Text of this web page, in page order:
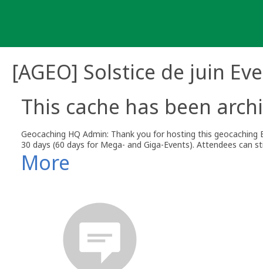
[AGEO] Solstice de juin
This cache has been
Geocaching HQ Admin: Thank you for hosting this
30 days (60 days for Mega- and Giga-Events). Attendees can
More